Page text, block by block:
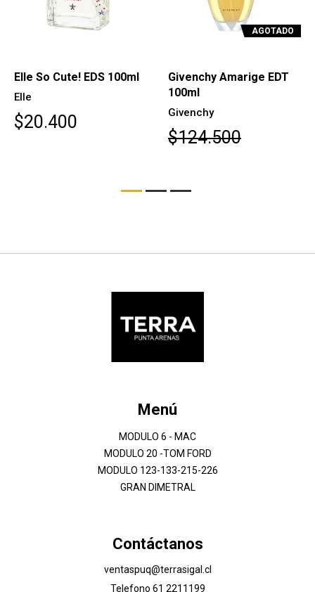
Elle So Cute! EDS 100ml
Elle
$20.400
AGOTADO
Givenchy Amarige EDT
100ml
Givenchy
$124.500
Menú
MODULO 6 - MAC
MODULO 20 -TOM FORD
MODULO 123-133-215-226
GRAN DIMETRAL
Contáctanos
ventaspuq@terrasigal.cl
Telefono 61 2211199